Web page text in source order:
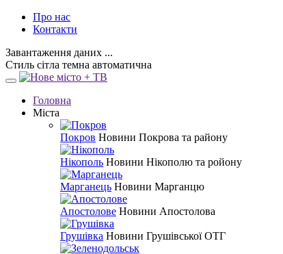
Про нас
Контакти
Завантаження даних ...
Стиль сітла темна автоматична
Головна
Міста
Покров Новини Покрова та району
Нікополь Новини Нікополю та ройону
Марганець Новини Марганцю
Апостолове Новини Апостолова
Грушівка Новини Грушівської ОТГ